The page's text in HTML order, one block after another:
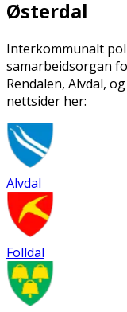
Østerdal
Interkommunalt
samarbeidsorgan
Rendalen, Alvdal,
nettsider her:
Alvdal
Folldal